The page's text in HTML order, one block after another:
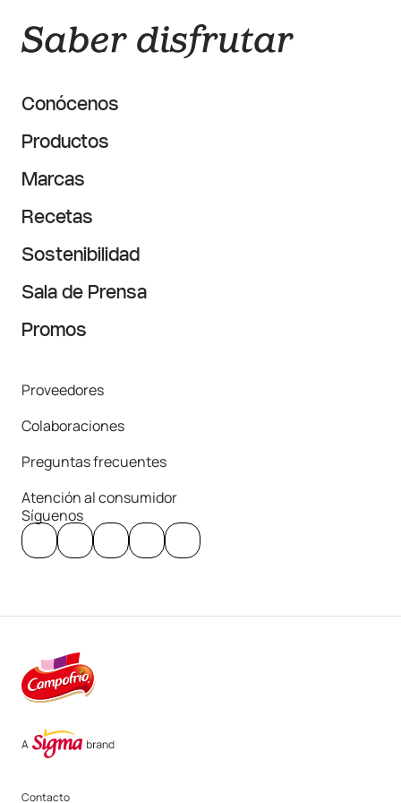
Conócenos
Productos
Marcas
Recetas
Sostenibilidad
Sala de Prensa
Promos
Proveedores
Colaboraciones
Preguntas frecuentes
Atención al consumidor
Síguenos
Contacto